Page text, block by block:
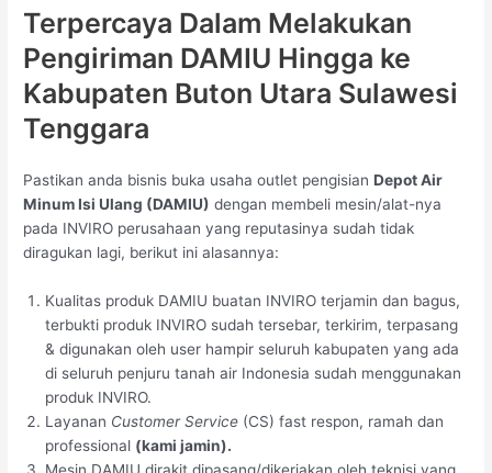
Terpercaya Dalam Melakukan
Pengiriman DAMIU Hingga ke
Kabupaten Buton Utara Sulawesi
Tenggara
Pastikan anda bisnis buka usaha outlet pengisianDepot Air
Minum Isi Ulang (DAMIU) dengan membeli mesin/alat-nya
pada INVIRO perusahaan yang reputasinya sudah tidak
diragukan lagi, berikut ini alasannya:
Kualitas produk DAMIU buatan INVIRO terjamin dan bagus,
terbukti produk INVIRO sudah tersebar, terkirim, terpasang
& digunakan oleh user hampir seluruh kabupaten yang ada
di seluruh penjuru tanah air Indonesia sudah menggunakan
produk INVIRO.
Layanan Customer Service (CS) fast respon, ramah dan
professional (kami jamin).